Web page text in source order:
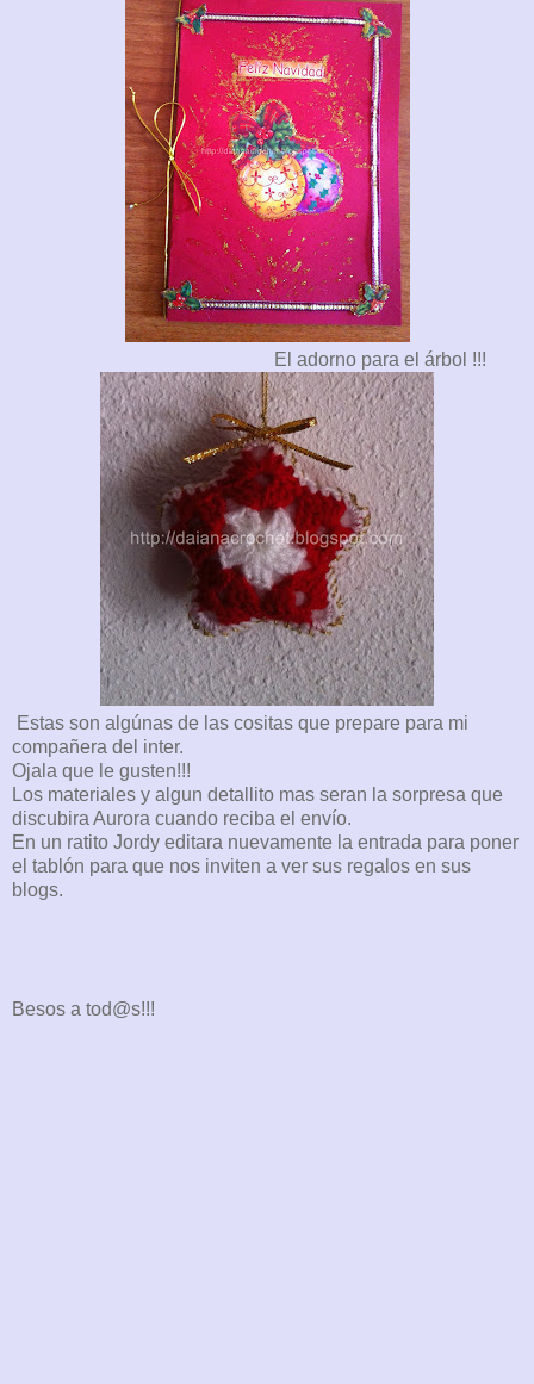
El adorno para el árbol !!!
Estas son algúnas de las cositas que prepare para mi
compañera del inter.
Ojala que le gusten!!!
Los materiales y algun detallito mas seran la sorpresa que
discubira Aurora cuando reciba el envío.
En un ratito Jordy editara nuevamente la entrada para poner
el tablón para que nos inviten a ver sus regalos en sus
blogs.
Besos a tod@s!!!